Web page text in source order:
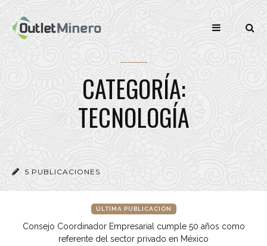
CATEGORÍA:
TECNOLOGÍA
5 PUBLICACIONES
ÚLTIMA PUBLICACIÓN
Consejo Coordinador Empresarial cumple 50 años como
referente del sector privado en México